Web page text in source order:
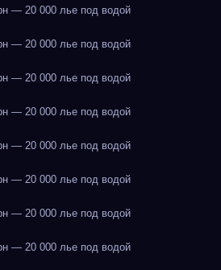
— 20 000 лье под водой
— 20 000 лье под водой
— 20 000 лье под водой
— 20 000 лье под водой
— 20 000 лье под водой
— 20 000 лье под водой
— 20 000 лье под водой
— 20 000 лье под водой